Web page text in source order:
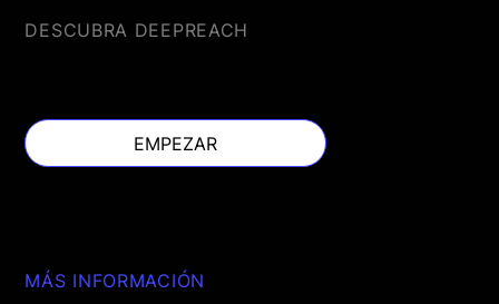
DESCUBRA DEEPREACH
EMPEZAR
EMPEZAR
MÁS INFORMACIÓN